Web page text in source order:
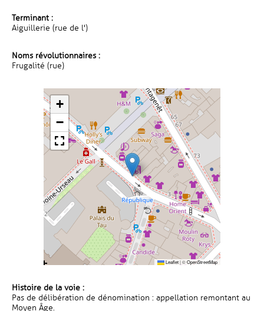
Terminant :
Aiguillerie (rue de l')
Noms révolutionnaires :
Frugalité (rue)
+
−
Leaflet|©OpenStreetMap
Histoire de la voie :
Pas de délibération de dénomination : appellation remontant au
Moyen Âge.